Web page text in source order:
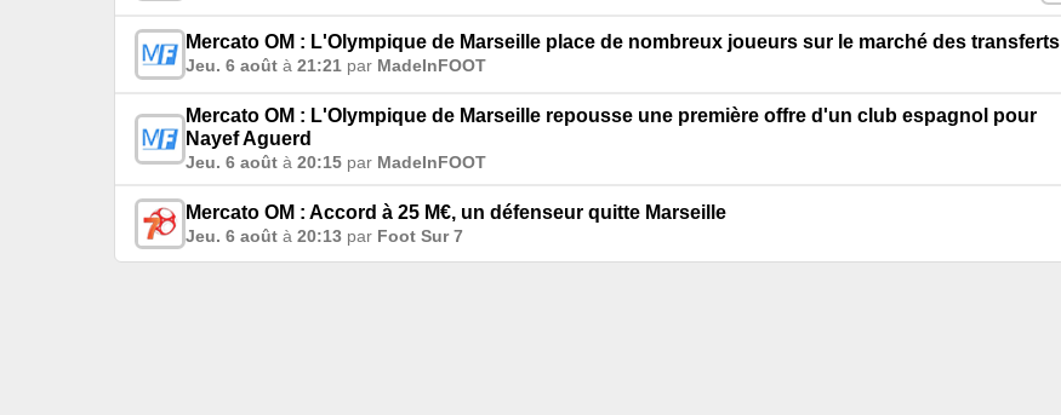
Mercato OM : L'Olympique de Marseille place de nombreux joueurs sur le marché des transferts
Jeu. 6 août à 21:21 par MadeInFOOT
Mercato OM : L'Olympique de Marseille repousse une première offre d'un club espagnol pour
Nayef Aguerd
Jeu. 6 août à 20:15 par MadeInFOOT
Mercato OM : Accord à 25 M€, un défenseur quitte Marseille
Jeu. 6 août à 20:13 par Foot Sur 7